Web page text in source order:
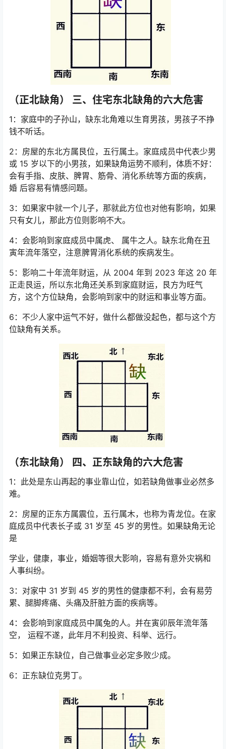
（正北缺角） 三、住宅东北缺角的六大危害
1：家庭中的子孙山，缺东北角难以生育男孩，男孩子不挣
钱不听话。
2：房屋的东北方属艮位，五行属土。家庭成员中代表少男
或 15 岁以下的小男孩，如果缺角运势不顺利，体质不好：
会有手指、皮肤、脾胃、筋骨、消化系统等方面的疾病，
婚 后容易有情感问题。
3：如果家中就一个儿子，那就此方位也对他有影响，如果
只有女儿，那此方位则影响不大。
4：会影响到家庭成员中属虎、 属牛之人。缺东北角在丑
寅年流年落空，注意脾胃消化系统的疾病发生。
5：影响二十年流年财运，从 2004 年到 2023 年这 20 年
正走艮运，所以东北角还关系到家庭财运，艮方为旺气
方，这个方位缺角，会影响到家中的财运和事业等方面。
6：不少人家中运气不好，做什么都做没起色，都与这个方
位缺角有关系。
（东北缺角） 四、正东缺角的六大危害
1：此处是东山再起的事业靠山位，如若缺角做事业必然多
难。
2：房屋的正东方属震位，五行属木，也称为青龙位。在家
庭成员中代表长子或 31 岁至 45 岁的男性。如果缺角无论
是
学业，健康，事业，婚姻等很大影响，容易有意外灾祸和
人事纠纷。
3：对家中 31 岁到 45 岁的男性的健康都不利，会有易劳
累、腿脚疼痛、头痛及肝脏方面的疾病等。
4：会影响到家庭成员中属兔的人。并在寅卯辰年流年落
空， 运程不遂，此年月不利投资、科举、远行。
5：如果正东缺位，自己做事业必定多败少成。
6：正东缺位克男丁。